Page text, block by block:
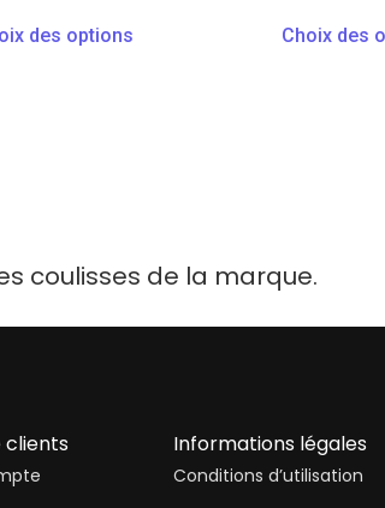
des options Choix des
coulisses de la marque.
clients Informations légales
Conditions d’utilisation